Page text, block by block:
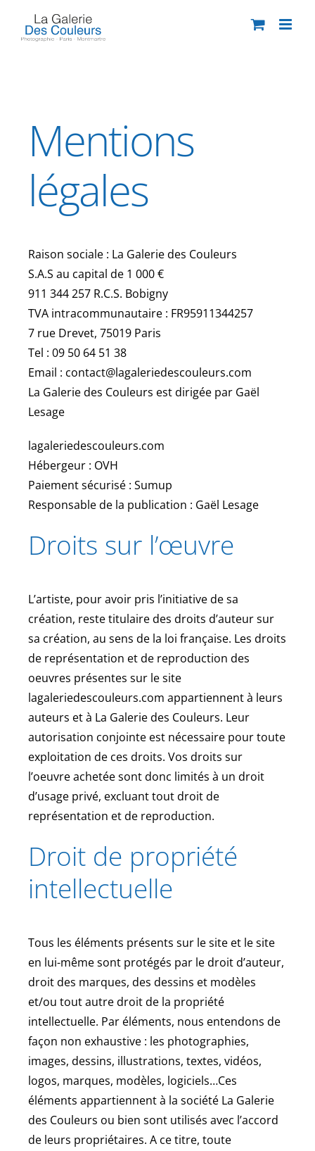
Mentions
légales
Raison sociale : La Galerie des Couleurs
S.A.S au capital de 1 000 €
911 344 257 R.C.S. Bobigny
TVA intracommunautaire : FR95911344257
7 rue Drevet, 75019 Paris
Tel : 09 50 64 51 38
Email : contact@lagaleriedescouleurs.com
La Galerie des Couleurs est dirigée par Gaël
Lesage
lagaleriedescouleurs.com
Hébergeur : OVH
Paiement sécurisé : Sumup
Responsable de la publication : Gaël Lesage
Droits sur l’œuvre
L’artiste, pour avoir pris l’initiative de sa
création, reste titulaire des droits d’auteur sur
sa création, au sens de la loi française. Les droits
de représentation et de reproduction des
oeuvres présentes sur le site
lagaleriedescouleurs.com appartiennent à leurs
auteurs et à La Galerie des Couleurs. Leur
autorisation conjointe est nécessaire pour toute
exploitation de ces droits. Vos droits sur
l’oeuvre achetée sont donc limités à un droit
d’usage privé, excluant tout droit de
représentation et de reproduction.
Droit de propriété
intellectuelle
Tous les éléments présents sur le site et le site
en lui-même sont protégés par le droit d’auteur,
droit des marques, des dessins et modèles
et/ou tout autre droit de la propriété
intellectuelle. Par éléments, nous entendons de
façon non exhaustive : les photographies,
images, dessins, illustrations, textes, vidéos,
logos, marques, modèles, logiciels…Ces
éléments appartiennent à la société La Galerie
des Couleurs ou bien sont utilisés avec l’accord
de leurs propriétaires. A ce titre, toute